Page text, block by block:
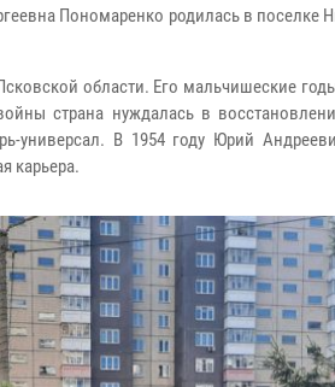
Пономаренко родилась в
области. Его мальчишеские
страна нуждалась в
универсал. В 1954 году Юрий
карьера.